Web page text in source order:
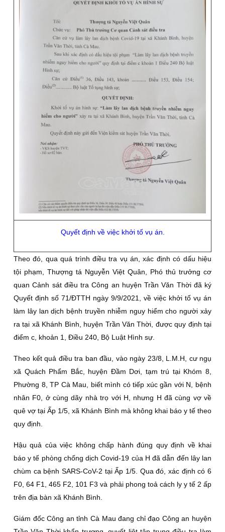
Quyết định về việc khởi tố vụ án.
Theo đó, qua quá trình điều tra vụ án, xác định có dấu hiệu
tội phạm, Thượng tá Nguyễn Việt Quân, Phó thủ trưởng cơ
quan Cảnh sát điều tra Công an huyện Trần Văn Thời đã ký
Quyết định số 71/ĐTTH ngày 9/9/2021, về việc khởi tố vụ án
làm lây lan dịch bệnh truyền nhiễm nguy hiểm cho người xảy
ra tại xã Khánh Bình, huyện Trần Văn Thời, được quy định tại
điểm c, khoản 1, Điều 240, Bộ Luật Hình sự.
Theo kết quả điều tra ban đầu, vào ngày 23/8, L.M.H, cư ngụ
xã Quách Phẩm Bắc, huyện Đầm Dơi, tạm trú tại Khóm 8,
Phường 8, TP Cà Mau, biết mình có tiếp xúc gần với N, bệnh
nhân F0, ở cùng dãy nhà trọ với H, nhưng H đã cùng vợ về
quê vợ tại Ấp 1/5, xã Khánh Bình mà không khai báo y tế theo
quy định.
Hậu quả của việc không chấp hành đúng quy định về khai
báo y tế phòng chống dịch Covid-19 của H đã dẫn đến lây lan
chùm ca bệnh SARS-CoV-2 tại Ấp 1/5. Qua đó, xác định có 6
F0, 64 F1, 465 F2, 101 F3 và phải phong toả cách ly y tế 2 ấp
trên địa bàn xã Khánh Bình.
Giám đốc Công an tỉnh Cà Mau đang chỉ đạo Công an huyện